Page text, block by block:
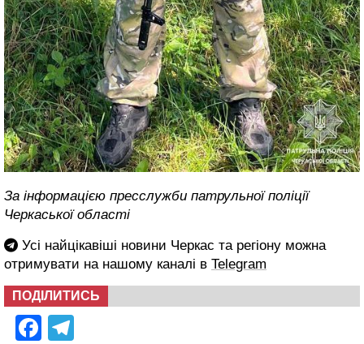
За інформацією пресслужби патрульної поліції
Черкаської області
Усі найцікавіші новини Черкас та регіону можна
отримувати на нашому каналі в Telegram
ПОДІЛИТИСЬ
Facebook